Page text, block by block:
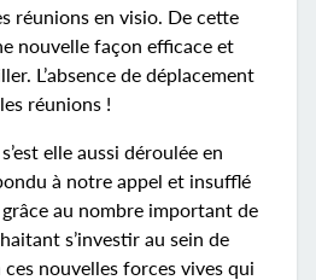
réunions en visio. De cette
nouvelle façon efficace et
L’absence de déplacement
réunions !
elle aussi déroulée en
à notre appel et insufflé
au nombre important de
s’investir au sein de
ces nouvelles forces vives qui